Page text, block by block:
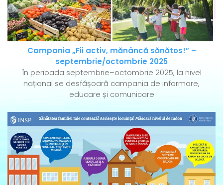
Campania „Fii activ, mănâncă sănătos!” –
septembrie/octombrie 2025
În perioada septembrie–octombrie 2025, la nivel
național se desfășoară campania de informare,
educare și comunicare